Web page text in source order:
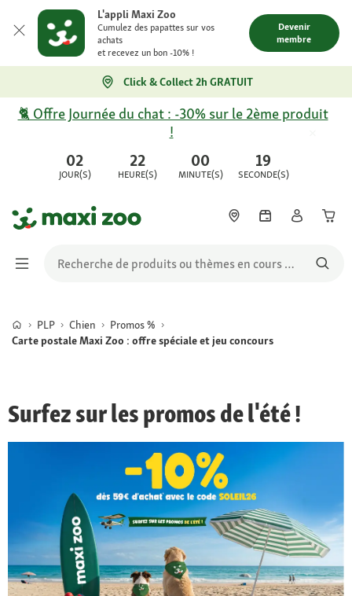
L'appli Maxi Zoo
Cumulez des papattes sur vos
achats
et recevez un bon -10% !
Devenir
membre
Click & Collect 2h GRATUIT
02
JOUR(S)
22
HEURE(S)
00
MINUTE(S)
19
SECONDE(S)
🐈 Offre Journée du chat : -30% sur le 2ème produit
!
PLP Chien
Promos %
Carte postale Maxi Zoo : offre spéciale et jeu concours
Surfez sur les promos de l'été !